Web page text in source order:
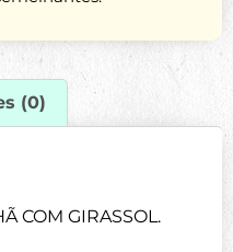
(0)
COM GIRASSOL.